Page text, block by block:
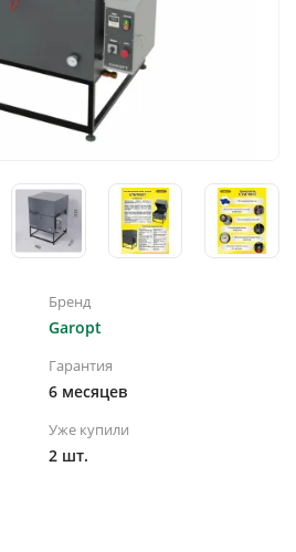
Бренд
Garopt
Гарантия
6 месяцев
Уже купили
2 шт.